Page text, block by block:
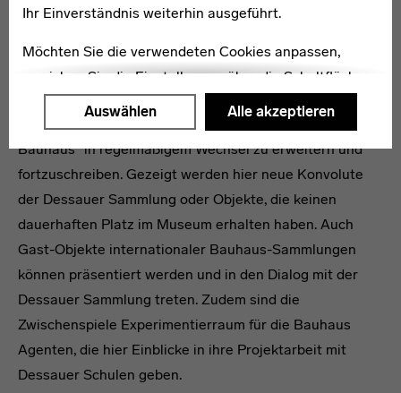
Ihr Einverständnis weiterhin ausgeführt.
Möchten Sie die verwendeten Cookies anpassen,
erreichen Sie die Einstellungen über die Schaltfläche
"Auswählen".
Auswählen Alle akzeptieren
Skizzen, Fotos, Kunstwerke und Werkstattprodukte im
Die Sammlungspräsentation ist eine Ausstellung in
Bewegung. „Zwischenspiele“ ermöglichen als temporäre
Ausstellungen in der Ausstellung, die „Versuchsstätte
Bauhaus“ in regelmäßigem Wechsel zu erweitern und
fortzuschreiben. Gezeigt werden hier neue Konvolute
der Dessauer Sammlung oder Objekte, die keinen
dauerhaften Platz im Museum erhalten haben. Auch
Gast-Objekte internationaler Bauhaus-Sammlungen
können präsentiert werden und in den Dialog mit der
Dessauer Sammlung treten. Zudem sind die
Zwischenspiele Experimentierraum für die Bauhaus
Agenten, die hier Einblicke in ihre Projektarbeit mit
Dessauer Schulen geben.